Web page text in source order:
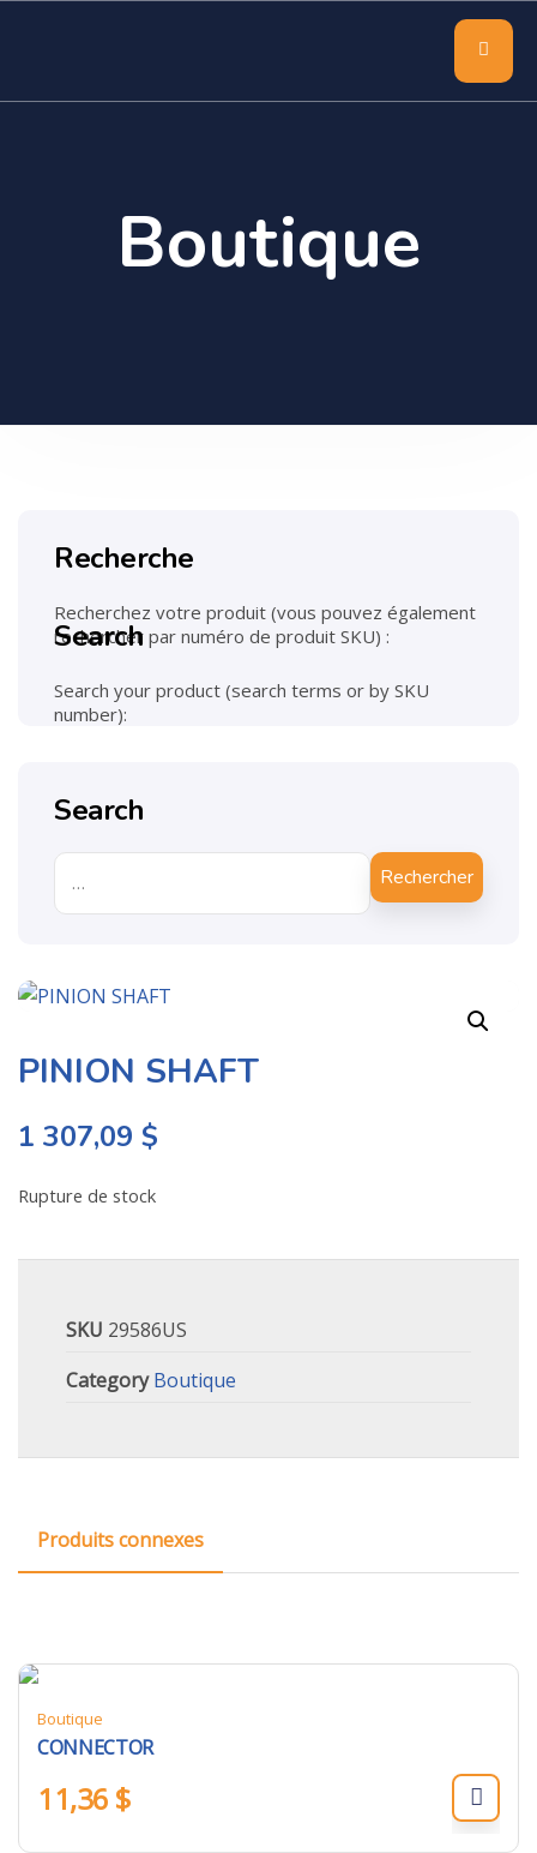
Boutique
PINION SHAFT
1 307,09 $
Rupture de stock
SKU 29586US
Category Boutique
Produits connexes
Boutique
CONNECTOR
11,36 $
Recherche
Recherchez votre produit (vous pouvez également
rechercher par numéro de produit SKU) :
Search
Search your product (search terms or by SKU
number):
Search
Rechercher